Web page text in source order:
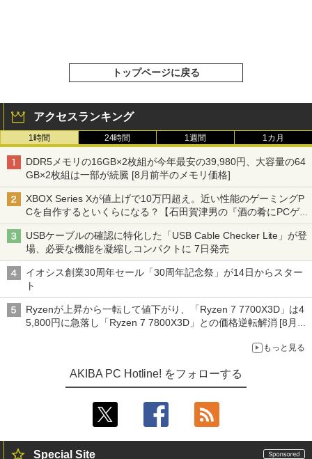
トップページに戻る
アクセスランキング
1時間 24時間 1週間 1カ月
DDR5メモリの16GB×2枚組が今年最安の39,980円、大容量の64
GB×2枚組は一部が続騰 [8月前半のメモリ価格]
XBOX Series Xが値上げで10万円超え。近い性能のゲーミングP
Cを自作するといくらになる？【石田賀津男の『酒の肴にPCゲ
ーム』】
USBケーブルの確認に特化した「USB Cable Checker Lite」が登
場、必要な機能を凝縮しコンパクトに 7日発売
イオシス創業30周年セール「30周年記念祭」が14日からスター
ト
Ryzenが上昇から一転して値下がり、「Ryzen 7 7700X3D」は4
5,800円に急落し「Ryzen 7 7800X3D」との価格逆転解消 [8月前
もっと見る
AKIBA PC Hotline! をフォローする
Special Site